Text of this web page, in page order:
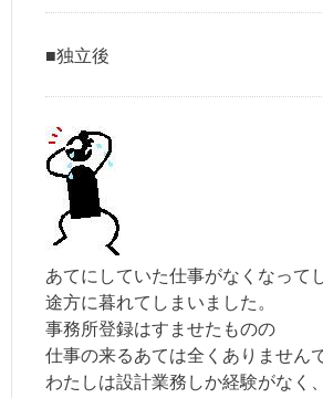
■独立後
あてにしていた仕事がなくなって
途方に暮れてしまいました。
事務所登録はすませたものの
仕事の来るあては全くありません
わたしは設計業務しか経験がなく、